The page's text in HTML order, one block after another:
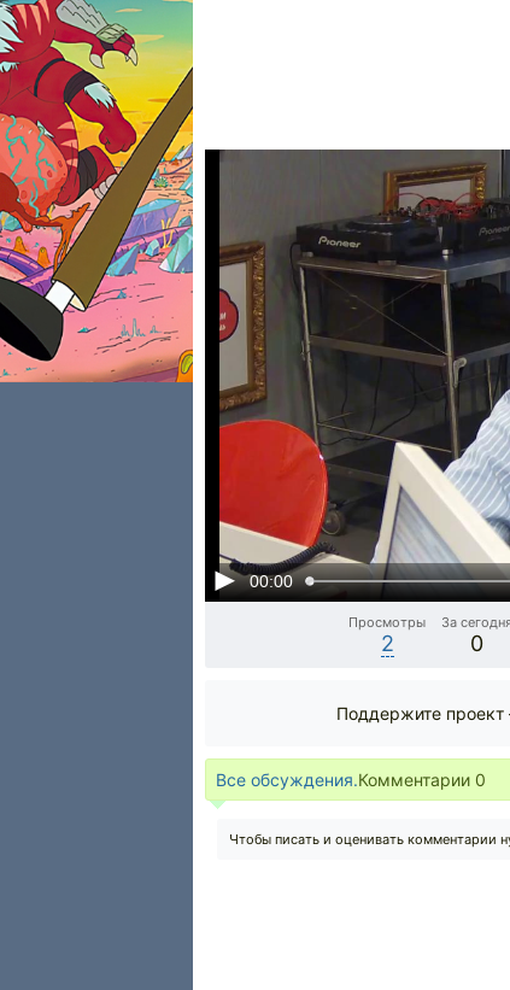
00:00
Просмотры
2
За
0
Поддержите
Все обсуждения.Комментарии 0
Чтобы писать и оценивать комментарии